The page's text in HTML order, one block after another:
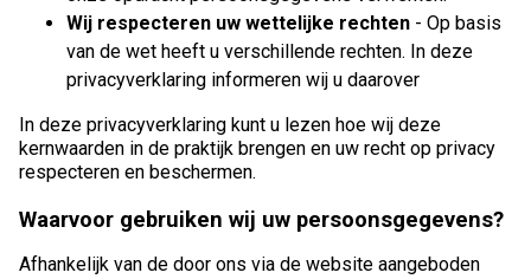
Wij respecteren uw wettelijke rechten - Op basis
van de wet heeft u verschillende rechten. In deze
privacyverklaring informeren wij u daarover
In deze privacyverklaring kunt u lezen hoe wij deze
kernwaarden in de praktijk brengen en uw recht op privacy
respecteren en beschermen.
Waarvoor gebruiken wij uw persoonsgegevens?
Afhankelijk van de door ons via de website aangeboden